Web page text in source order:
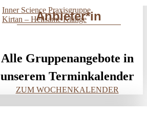
Inner Science Praxisgruppe
Kirtan – Heilsame Klänge
Alle Gruppenangebote in
unserem Terminkalender
ZUM WOCHENKALENDER
Anbieter*in